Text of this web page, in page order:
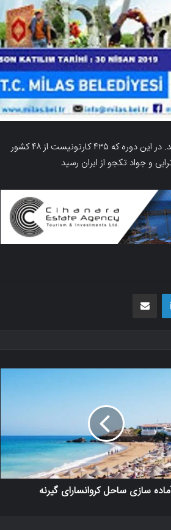
نهمین جشنواره بین‌المللی کارتون تورهان سلجوق در میلاس ترکیه برگزار شد. در این دوره که ۴۳۵ کارتونیست از ۴۸ کشور
و جواد تکجو از ایران رسید
سازی ساحل کروانسارای گیرنه